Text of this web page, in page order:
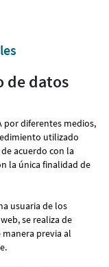
de datos
por diferentes medios,
utilizado
acuerdo con la
la única finalidad de
usuaria de los
se realiza de
previa al